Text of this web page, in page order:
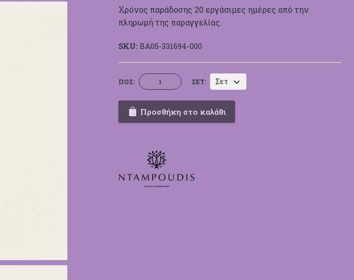
Χρόνος παράδοσης 20 εργάσιμες ημέρες από την
πληρωμή της παραγγελίας.
SKU: BA05-331694-000
ΠΟΣ: Βαπτιστικό
Σετ
331694
ΣΕΤ: Σετ
Προσθήκη στο καλάθι